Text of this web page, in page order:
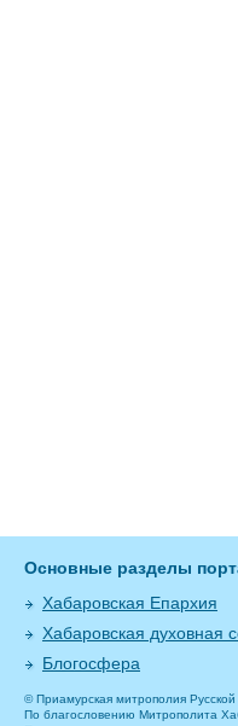
Основные разделы
Хабаровская Епархия
Хабаровская духовная
Блогосфера
© Приамурская митрополия
По благословению Митрополита